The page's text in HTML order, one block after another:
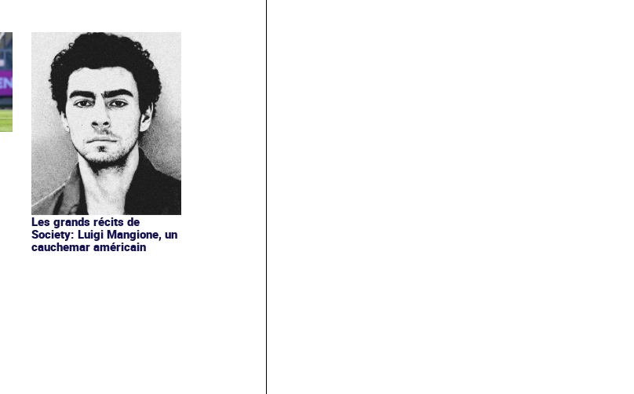
Les grands récits de
Society: Luigi Mangione, un
cauchemar américain